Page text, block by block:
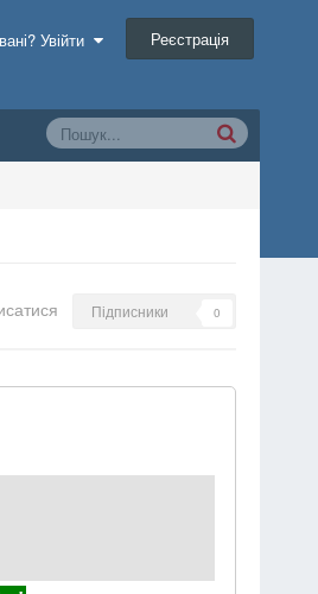
Увійти Реєстрація
Підписники 0